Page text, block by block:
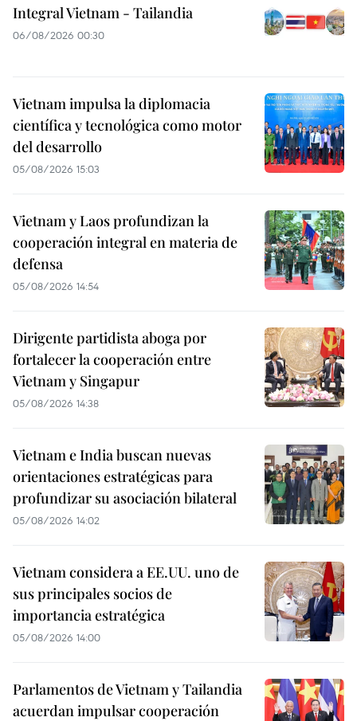
Integral Vietnam - Tailandia
06/08/2026 00:30
Vietnam impulsa la diplomacia
científica y tecnológica como motor
del desarrollo
05/08/2026 15:03
Vietnam y Laos profundizan la
cooperación integral en materia de
defensa
05/08/2026 14:54
Dirigente partidista aboga por
fortalecer la cooperación entre
Vietnam y Singapur
05/08/2026 14:38
Vietnam e India buscan nuevas
orientaciones estratégicas para
profundizar su asociación bilateral
05/08/2026 14:02
Vietnam considera a EE.UU. uno de
sus principales socios de
importancia estratégica
05/08/2026 14:00
Parlamentos de Vietnam y Tailandia
acuerdan impulsar cooperación